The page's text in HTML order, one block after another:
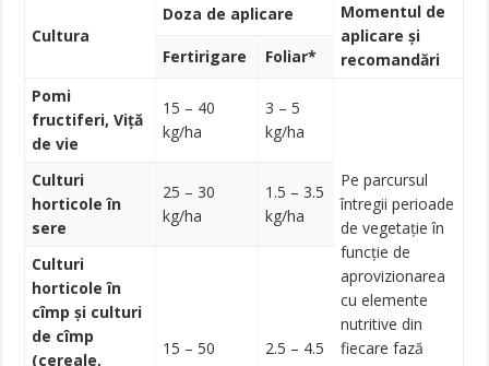
Cultura
Doza de aplicare
Momentul de
aplicare și
recomandări
Fertirigare
Foliar*
Pomi
fructiferi, Viță
de vie
15 – 40
kg/ha
3 – 5
kg/ha
Pe parcursul
întregii perioade
de vegetație în
funcție de
aprovizionarea
cu elemente
nutritive din
fiecare fază
Culturi
horticole în
sere
25 – 30
kg/ha
1.5 – 3.5
kg/ha
Culturi
horticole în
cîmp și culturi
de cîmp
(cereale,
15 – 50
2.5 – 4.5